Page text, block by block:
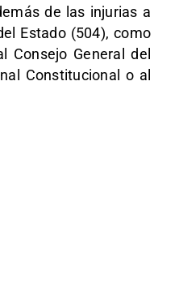
de las injurias a
Estado (504), como
Consejo General del
Constitucional o al